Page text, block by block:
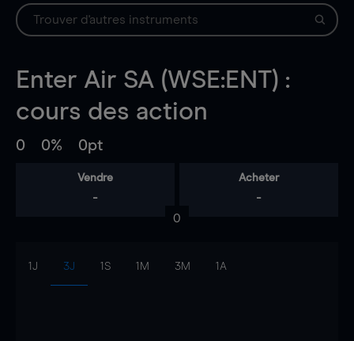
Enter Air SA (WSE:ENT) :
cours des action
0 0% 0pt
Vendre
-
Acheter
-
0
1J 3J 1S 1M 3M 1A